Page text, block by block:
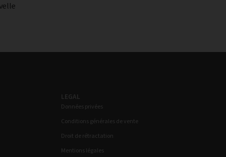
LEGAL
Données privées
Conditions générales de vente
Droit de rétractation
Mentions légales